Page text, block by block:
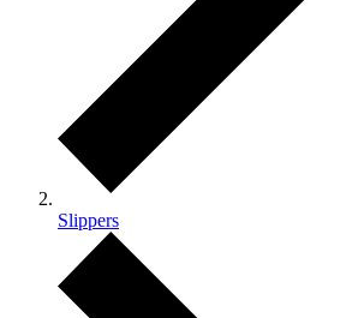
Slippers